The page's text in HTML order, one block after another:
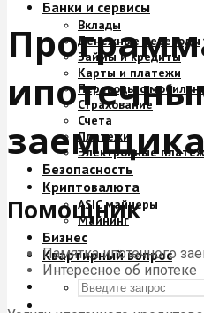
Банки и сервисы
Вклады
Денежные переводы
Займы и кредиты
Карты и платежи
Переводы с
Страхование
Счета
Платежи
Электронные
Безопасность
Криптовалюта
ASIC майнеры
Майнинг
Бизнес
Квартирный вопрос
Помощник
Памятка ипотечного
Интересное об ипотеке